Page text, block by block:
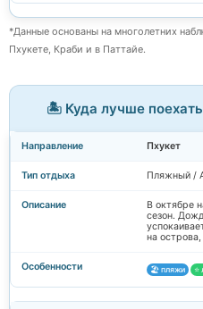
*Данные основаны на многолетних
Пхукете, Краби и в Паттайе.
🏝️ Куда лучше
Пхукет
Пляжный /
В октябре
сезон.
на острова,
🏖️ пляжи